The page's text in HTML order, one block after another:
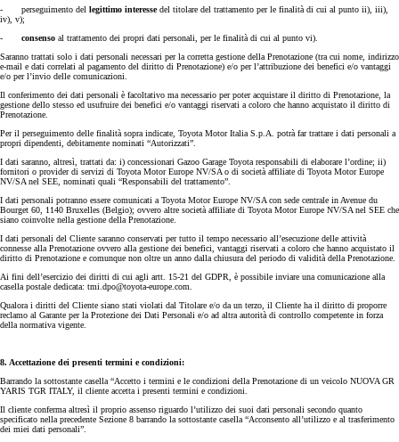
- perseguimento del legittimo interessedel titolare del trattamento per le finalità di cui al punto ii), iii),
iv), v);
- consenso al trattamento dei propri dati personali, per le finalità di cui al punto vi).
Saranno trattati solo i dati personali necessari per la corretta gestione della Prenotazione (tra cui nome, indirizzo
e-mail e dati correlati al pagamento del diritto di Prenotazione) e/o per l’attribuzione dei benefici e/o vantaggi
e/o per l’invio delle comunicazioni.
Il conferimento dei dati personali è facoltativo ma necessario per poter acquistare il diritto di Prenotazione, la
gestione dello stesso ed usufruire dei benefici e/o vantaggi riservati a coloro che hanno acquistato il diritto di
Prenotazione.
Per il perseguimento delle finalità sopra indicate, Toyota Motor Italia S.p.A. potrà far trattare i dati personali a
propri dipendenti, debitamente nominati “Autorizzati”.
I dati saranno, altresì, trattati da: i) concessionari Gazoo Garage Toyota responsabili di elaborare l’ordine; ii)
fornitori o provider di servizi di Toyota Motor Europe NV/SA o di società affiliate di Toyota Motor Europe
NV/SA nel SEE, nominati quali “Responsabili del trattamento”.
I dati personali potranno essere comunicati a Toyota Motor Europe NV/SA con sede centrale in Avenue du
Bourget 60, 1140 Bruxelles (Belgio); ovvero altre società affiliate di Toyota Motor Europe NV/SA nel SEE che
siano coinvolte nella gestione della Prenotazione.
I dati personali del Cliente saranno conservati per tutto il tempo necessario all’esecuzione delle attività
connesse alla Prenotazione ovvero alla gestione dei benefici, vantaggi riservati a coloro che hanno acquistato il
diritto di Prenotazione e comunque non oltre un anno dalla chiusura del periodo di validità della Prenotazione.
Ai fini dell’esercizio dei diritti di cui agli artt. 15-21 del GDPR, è possibile inviare una comunicazione alla
casella postale dedicata: tmi.dpo@toyota-europe.com.
Qualora i diritti del Cliente siano stati violati dal Titolare e/o da un terzo, il Cliente ha il diritto di proporre
reclamo al Garante per la Protezione dei Dati Personali e/o ad altra autorità di controllo competente in forza
della normativa vigente.
8. Accettazione dei presenti termini e condizioni:
Barrando la sottostante casella “Accetto i termini e le condizioni della Prenotazione di un veicolo NUOVA GR
YARIS TGR ITALY, il cliente accetta i presenti termini e condizioni.
Il cliente conferma altresì il proprio assenso riguardo l’utilizzo dei suoi dati personali secondo quanto
specificato nella precedente Sezione 8 barrando la sottostante casella “Acconsento all’utilizzo e al trasferimento
dei miei dati personali”.